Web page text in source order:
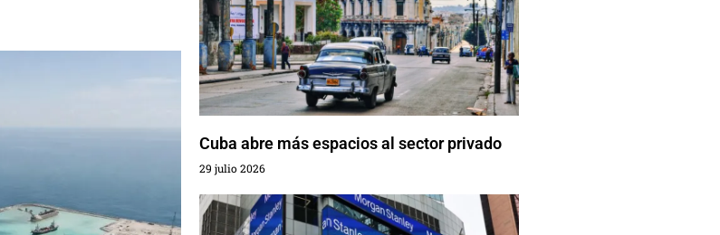
Cuba abre más espacios al sector privado
29 julio 2026